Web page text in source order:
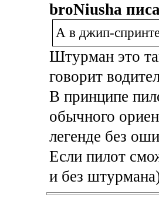
broNiusha
А в джип-
Штурман это
говорит
В принципе
обычного
легенде без
Если пилот
и без